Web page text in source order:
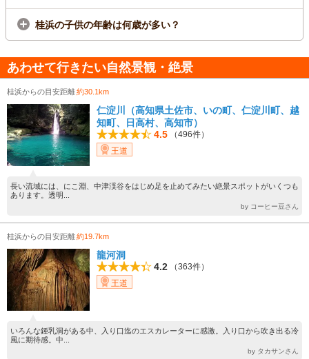
桂浜の子供の年齢は何歳が多い？
あわせて行きたい自然景観・絶景
桂浜からの目安距離約30.1km
仁淀川（高知県土佐市、いの町、仁淀川町、越
知町、日高村、高知市）
4.5
（496件）
王道
長い流域には、にこ淵、中津渓谷をはじめ足を止めてみたい絶景スポットがいくつも
あります。透明...
by コーヒー豆さん
桂浜からの目安距離約19.7km
龍河洞
4.2
（363件）
王道
いろんな鍾乳洞がある中、入り口迄のエスカレーターに感激。入り口から吹き出る冷
風に期待感。中...
by タカサンさん